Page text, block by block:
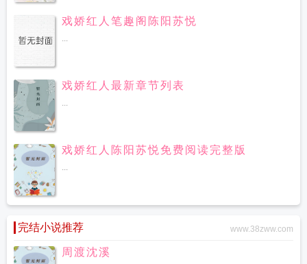
戏娇红人笔趣阁陈阳苏悦
...
戏娇红人最新章节列表
...
戏娇红人陈阳苏悦免费阅读完整版
...
完结小说推荐 www.38zww.com
周渡沈溪